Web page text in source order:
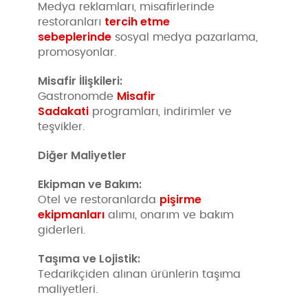
Medya reklamları, misafirlerinde
restoranları tercih etme
sebeplerinde sosyal medya pazarlama,
promosyonlar.
Misafir İlişkileri:
Gastronomde Misafir
Sadakati programları, indirimler ve
teşvikler.
Diğer Maliyetler
Ekipman ve Bakım:
Otel ve restoranlarda pişirme
ekipmanları alımı, onarım ve bakım
giderleri.
Taşıma ve Lojistik:
Tedarikçiden alınan ürünlerin taşıma
maliyetleri.